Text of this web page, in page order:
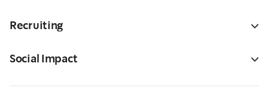
Recruiting
Social Impact